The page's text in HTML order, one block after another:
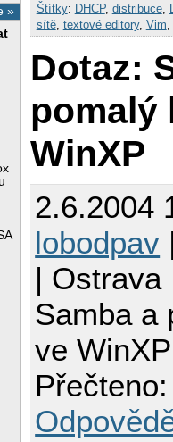
»
Štítky: DHCP, distribuce,
sítě, textové editory, Vim
Dotaz:
pomalý
WinXP
2.6.2004
lobodpav
| Ostrava
Samba a
ve WinXP